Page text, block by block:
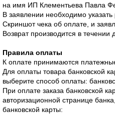
на имя ИП Клементьева Павла
В заявлении необходимо
Скриншот чека об оплате, и
Возврат производится в течении
Правила оплаты
К оплате принимаются
Для оплаты товара банковской
выберите способ оплаты:
При оплате заказа банковской
авторизационной странице
банковской карты: